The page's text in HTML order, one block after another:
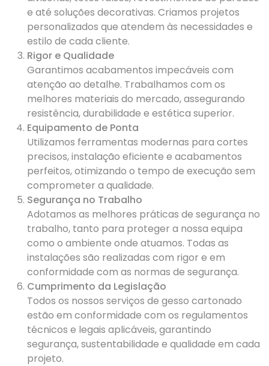
e até soluções decorativas. Criamos projetos
personalizados que atendem às necessidades e
estilo de cada cliente.
Rigor e Qualidade
Garantimos acabamentos impecáveis com
atenção ao detalhe. Trabalhamos com os
melhores materiais do mercado, assegurando
resistência, durabilidade e estética superior.
Equipamento de Ponta
Utilizamos ferramentas modernas para cortes
precisos, instalação eficiente e acabamentos
perfeitos, otimizando o tempo de execução sem
comprometer a qualidade.
Segurança no Trabalho
Adotamos as melhores práticas de segurança no
trabalho, tanto para proteger a nossa equipa
como o ambiente onde atuamos. Todas as
instalações são realizadas com rigor e em
conformidade com as normas de segurança.
Cumprimento da Legislação
Todos os nossos serviços de gesso cartonado
estão em conformidade com os regulamentos
técnicos e legais aplicáveis, garantindo
segurança, sustentabilidade e qualidade em cada
projeto.